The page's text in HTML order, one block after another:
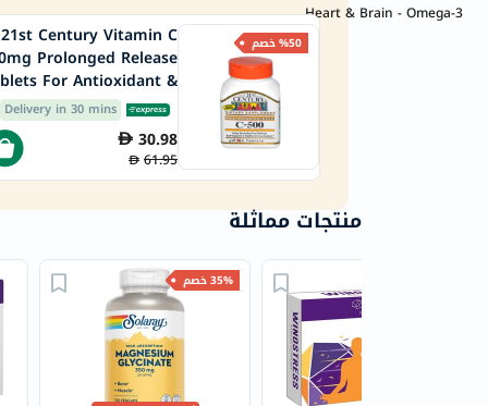
Heart & Brain - Omega-3
%50 خصم 21st Century Vitamin C
Prolonged Release
For Antioxidant &
Immunity Support, Pack
of 110's
Delivery in 30 mins
30.98
61.95
منتجات مماثلة
35% خصم